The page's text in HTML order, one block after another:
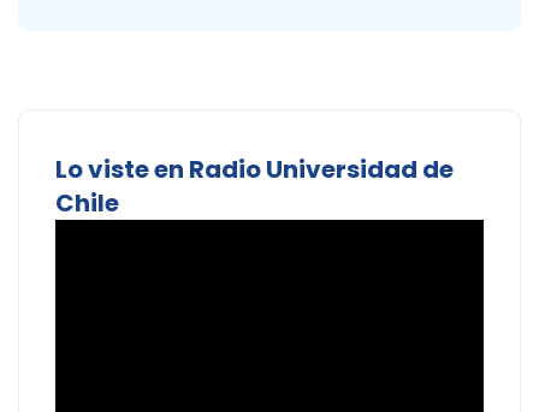
Lo viste en Radio Universidad de
Chile